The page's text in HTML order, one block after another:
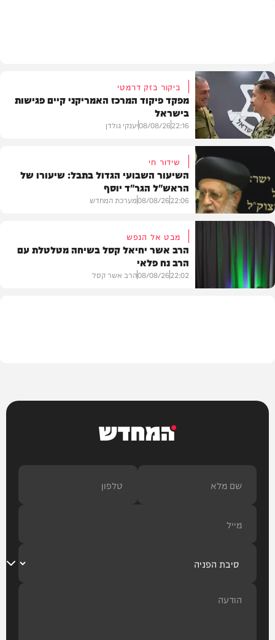
חדשות
ביקור בזק דרמטי
מפקד פיקוד המרכז האמריקני קיים פגישות
בישראל
22:16
08/08/26יענקי גולדן
וידאו
שידור חי
השיעור השבועי הגדול בתבל: שיעורו של
הראש"ל הגר"ד יוסף
22:06
08/08/26מערכת המחדש
מבט אל הנפש
הרב אשר יחיאל קסל בשיחה מטלטלת עם
הרב נח פלאי
22:02
08/08/26הרב אשר קסל
המחדש